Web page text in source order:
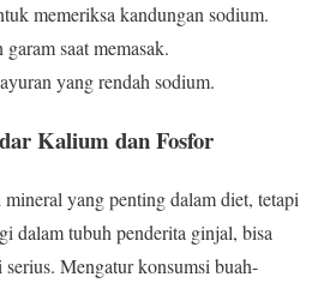
memeriksa kandungan sodium.
saat memasak.
yang rendah sodium.
Kalium dan Fosfor
yang penting dalam diet, tetapi
dalam tubuh penderita ginjal, bisa
Mengatur konsumsi buah-